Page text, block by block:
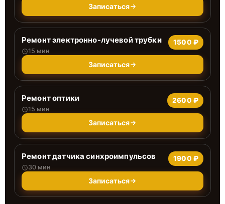
Записаться
Ремонт электронно-лучевой трубки
15 мин
1500 ₽
Записаться
Ремонт оптики
15 мин
2600 ₽
Записаться
Ремонт датчика синхроимпульсов
30 мин
1900 ₽
Записаться